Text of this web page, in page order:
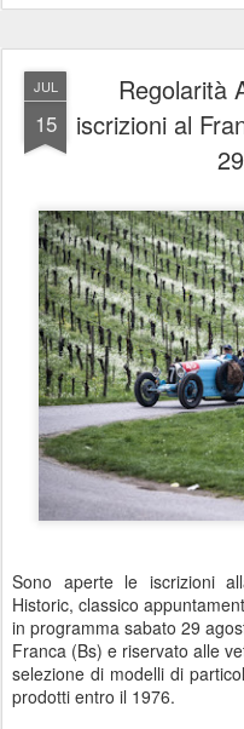
JUL
15
Regolarità
iscrizioni al
Sono aperte le iscrizioni
Historic, classico
in programma sabato 29
Franca (Bs) e riservato alle
selezione di modelli di
prodotti entro il 1976.